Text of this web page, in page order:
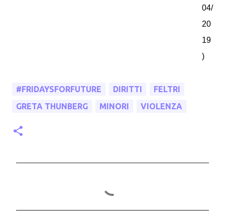
04/
20
19
)
#FRIDAYSFORFUTURE DIRITTI
FELTRI
GRETA THUNBERG
MINORI VIOLENZA